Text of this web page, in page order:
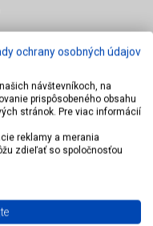
ochrany osobných údajov
návštevníkoch, na
prispôsobeného obsahu
stránok. Pre viac informácií
reklamy a merania
zdieľať so spoločnosťou